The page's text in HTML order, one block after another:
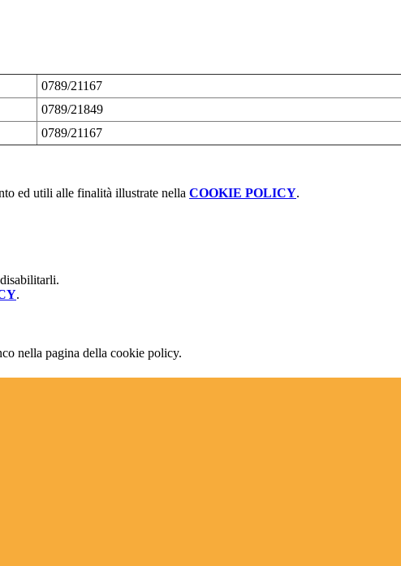
0789/21167
0789/21849
0789/21167
ed utili alle finalità illustrate nella COOKIE POLICY.
.
nella pagina della cookie policy.